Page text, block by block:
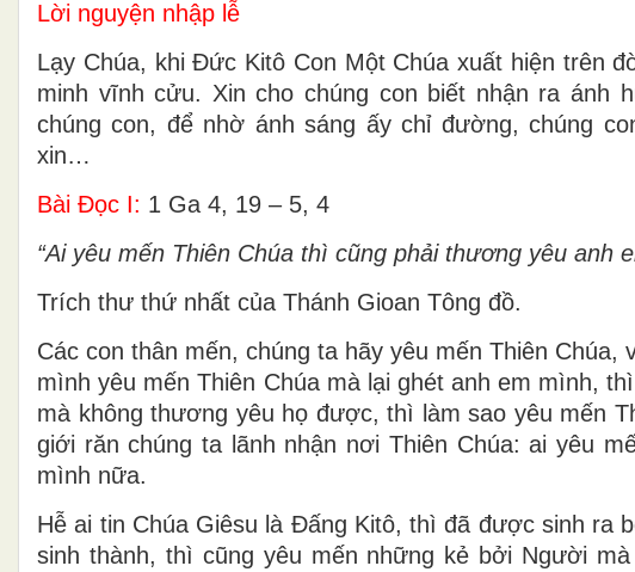
Lời nguyện nhập lễ
Lạy Chúa, khi Ðức Kitô Con Một Chúa xuất hiện trên
minh vĩnh cửu. Xin cho chúng con biết nhận ra
chúng con, để nhờ ánh sáng ấy chỉ đường, chúng
xin…
Bài Ðọc I: 1 Ga 4, 19 – 5, 4
“Ai yêu mến Thiên Chúa thì cũng phải thương yêu anh
Trích thư thứ nhất của Thánh Gioan Tông đồ.
Các con thân mến, chúng ta hãy yêu mến Thiên
mình yêu mến Thiên Chúa mà lại ghét anh em mình,
mà không thương yêu họ được, thì làm sao yêu mến
giới răn chúng ta lãnh nhận nơi Thiên Chúa: ai yêu
mình nữa.
Hễ ai tin Chúa Giêsu là Ðấng Kitô, thì đã được sinh ra
sinh thành, thì cũng yêu mến những kẻ bởi Người